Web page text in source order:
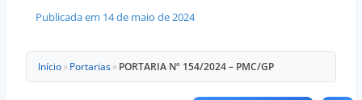
Publicada em 14 de maio de 2024
Início» Portarias» PORTARIA Nº 154/2024 – PMC/GP